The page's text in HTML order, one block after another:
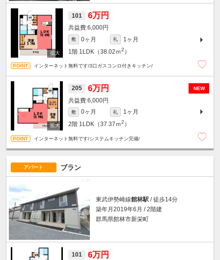
101 6万円
6,000円
敷 0ヶ月 礼
1ヶ月
1階 1LDK（38.02ｍ2 ）
インターネット無料です/3口ガスコンロ付きキッチン/
NEW
205 6万円
6,000円
敷 0ヶ月 礼
1ヶ月
2階 1LDK（37.37ｍ2 ）
インターネット無料です/システムキッチン完備/
アパート ブラン
東武伊勢崎線館林駅 / 徒歩14分
築年月2019年6月 / 2階建
群馬県館林市新栄町
101 6万円